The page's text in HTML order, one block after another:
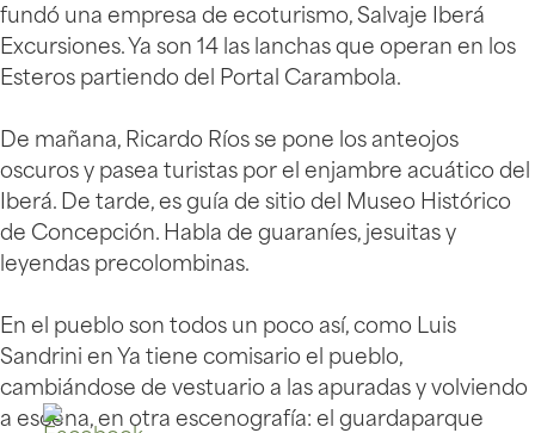
fundó una empresa de ecoturismo, Salvaje Iberá
Excursiones. Ya son 14 las lanchas que operan en los
Esteros partiendo del Portal Carambola.
De mañana, Ricardo Ríos se pone los anteojos
oscuros y pasea turistas por el enjambre acuático del
Iberá. De tarde, es guía de sitio del Museo Histórico
de Concepción. Habla de guaraníes, jesuitas y
leyendas precolombinas.
En el pueblo son todos un poco así, como Luis
Sandrini en Ya tiene comisario el pueblo,
cambiándose de vestuario a las apuradas y volviendo
a escena, en otra escenografía: el guardaparque